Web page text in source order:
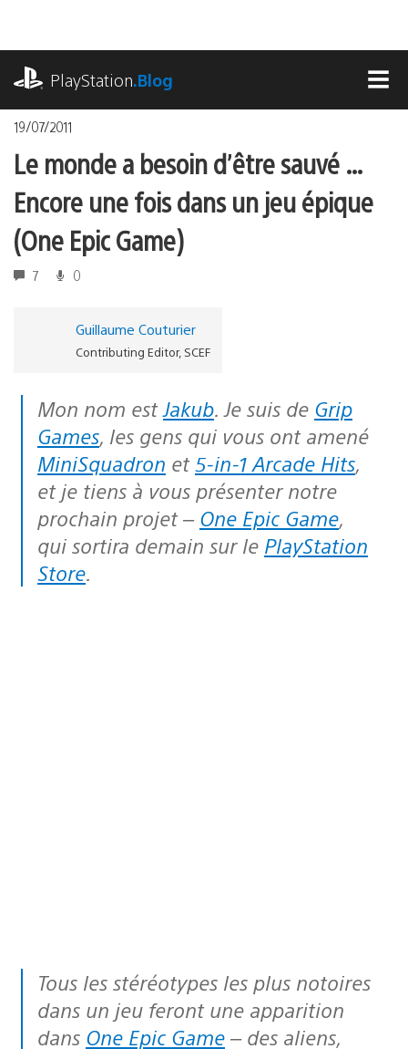
contenu
PlayStation.Blog
19/07/2011
Le monde a besoin d’être sauvé …
Encore une fois dans un jeu épique
(One Epic Game)
7 0
Guillaume Couturier
Contributing Editor, SCEF
Mon nom est Jakub. Je suis de Grip
Games, les gens qui vous ont amené
MiniSquadron et 5-in-1 Arcade Hits,
et je tiens à vous présenter notre
prochain projet – One Epic Game,
qui sortira demain sur le PlayStation
Store.
Tous les stéréotypes les plus notoires
dans un jeu feront une apparition
dans One Epic Game – des aliens,